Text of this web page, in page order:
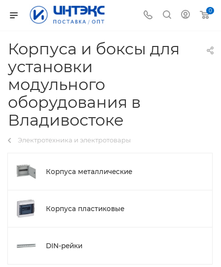
0
Корпуса и боксы для
установки
модульного
оборудования в
Владивостоке
Электротехника и электротовары
Корпуса металлические
Корпуса пластиковые
DIN-рейки